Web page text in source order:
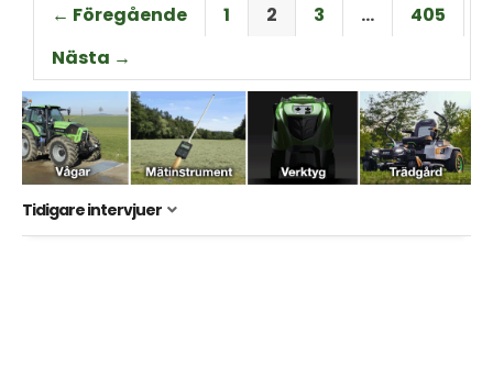
← Föregående 1 2 3 …
405
Nästa →
Tidigare intervjuer